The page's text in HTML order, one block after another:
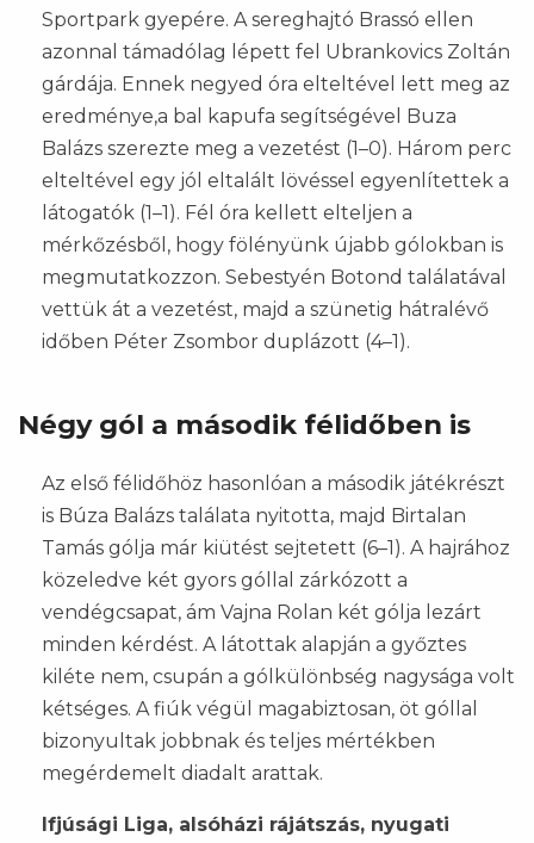
Sportpark gyepére. A sereghajtó Brassó ellen
azonnal támadólag lépett fel Ubrankovics Zoltán
gárdája. Ennek negyed óra elteltével lett meg az
eredménye,a bal kapufa segítségével Buza
Balázs szerezte meg a vezetést (1–0). Három perc
elteltével egy jól eltalált lövéssel egyenlítettek a
látogatók (1–1). Fél óra kellett elteljen a
mérkőzésből, hogy fölényünk újabb gólokban is
megmutatkozzon. Sebestyén Botond találatával
vettük át a vezetést, majd a szünetig hátralévő
időben Péter Zsombor duplázott (4–1).
Négy gól a második félidőben is
Az első félidőhöz hasonlóan a második játékrészt
is Búza Balázs találata nyitotta, majd Birtalan
Tamás gólja már kiütést sejtetett (6–1). A hajrához
közeledve két gyors góllal zárkózott a
vendégcsapat, ám Vajna Rolan két gólja lezárt
minden kérdést. A látottak alapján a győztes
kiléte nem, csupán a gólkülönbség nagysága volt
kétséges. A fiúk végül magabiztosan, öt góllal
bizonyultak jobbnak és teljes mértékben
megérdemelt diadalt arattak.
Ifjúsági Liga, alsóházi rájátszás, nyugati